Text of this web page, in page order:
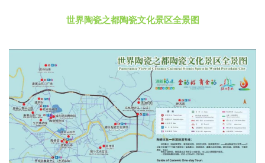
世界陶瓷之都陶瓷文化景区全景图